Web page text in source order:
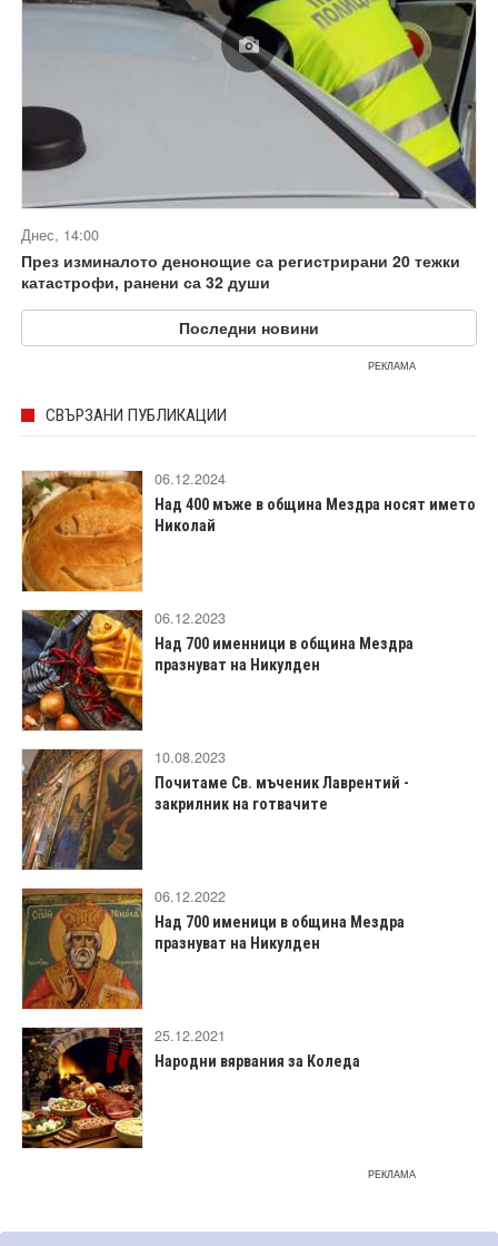
Днес, 14:00
През изминалото денонощие са регистрирани 20 тежки
катастрофи, ранени са 32 души
Последни новини
РЕКЛАМА
СВЪРЗАНИ ПУБЛИКАЦИИ
06.12.2024
Над 400 мъже в община Мездра носят името
Николай
06.12.2023
Над 700 именници в община Мездра
празнуват на Никулден
10.08.2023
Почитаме Св. мъченик Лаврентий -
закрилник на готвачите
06.12.2022
Над 700 именици в община Мездра
празнуват на Никулден
25.12.2021
Народни вярвания за Коледа
РЕКЛАМА